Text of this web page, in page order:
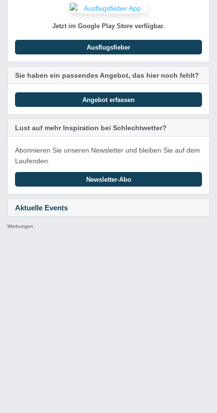
Aktuelle Events
Jetzt im Google Play Store verfügbar.
Ausflugsfieber
Sie haben ein passendes Angebot, das hier noch fehlt?
Angebot erfassen
Lust auf mehr Inspiration bei Schlechtwetter?
Abonnieren Sie unseren Newsletter und bleiben Sie auf dem
Laufenden.
Newsletter-Abo
Werbungen